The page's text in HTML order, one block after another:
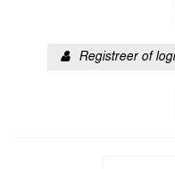
Registreer of